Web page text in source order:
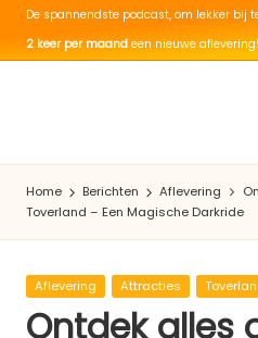
De spannendste podcast, om lekker bij
2 keer per maand een nieuwe aflevering!
T
h
ri
ll
&
podcast
bij
te
relaxen
Home Berichten Aflevering
Toverland – Een Magische Darkride
Geplaatst
Aflevering Attracties
Ontdek alles